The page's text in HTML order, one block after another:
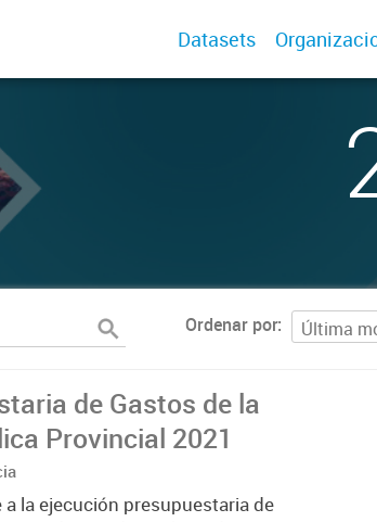
Datasets
Ordenar por
de Gastos de la
Provincial 2021
la ejecución presupuestaria de